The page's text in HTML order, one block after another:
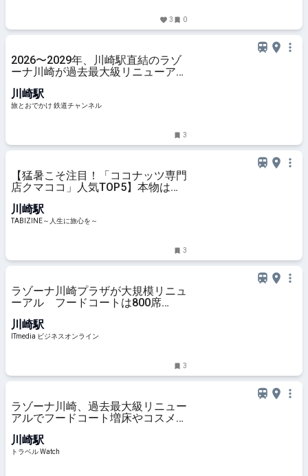
3 0
2026〜2029年、川崎駅直結のラゾ
ーナ川崎が過去最大級リニューア
から何が変わるか」徹底解説！ | 旅
とおでかけ 鉄道チャンネル
川崎駅
旅とおでかけ 鉄道チャンネル
3
【猛暑こそ注目！「ココナッツ専門
店クマココ」人気TOP5】本物はト
やビールも人気｜川崎・ラ チッタ
デッラ | TABIZINE～人生に旅心を～
川崎駅
TABIZINE～人生に旅心を～
3
ラゾーナ川崎プラザが大規模リニュ
ーアル フードコートは800席
川崎駅
ITmedia ビジネスオンライン
3
ラゾーナ川崎、過去最大級リニュー
アルでフードコート増床やコスメエ
が先行オープン
川崎駅
トラベル Watch